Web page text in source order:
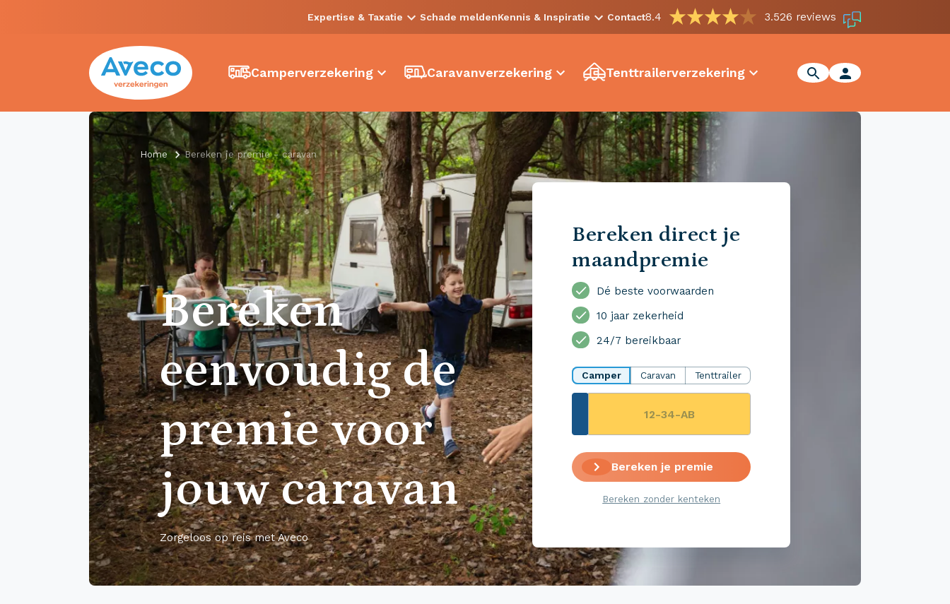
Expertise & Taxatie Schade meldenKennis & Inspiratie Contact8.4 3.526 reviews
Camperverzekering Caravanverzekering Tenttrailerverzekering
Home Bereken je premie - caravan
Bereken
eenvoudig de
premie voor
jouw caravan
Zorgeloos op reis met Aveco
Bereken direct je
maandpremie
Dé beste voorwaarden
10 jaar zekerheid
24/7 bereikbaar
Camper Caravan Tenttrailer
Bereken je premie
Bereken zonder kenteken